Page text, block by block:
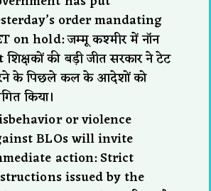
order mandating
on hold: जम्मू कश्मीर में नॉन
की बड़ी जीत सरकार ने टेट
के पिछले कल के आदेशों को
किया।
or violence
BLOs will invite
action: Strict
issued by the